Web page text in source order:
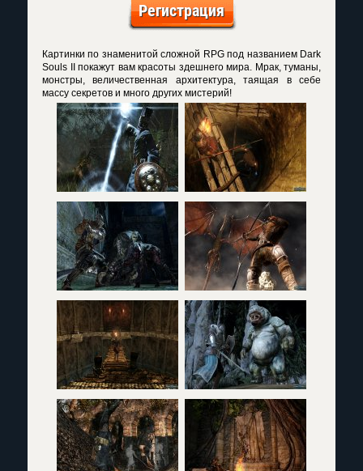
Регистрация
Картинки по знаменитой сложной RPG под названием Dark
Souls II покажут вам красоты здешнего мира. Мрак, туманы,
монстры, величественная архитектура, таящая в себе
массу секретов и много других мистерий!